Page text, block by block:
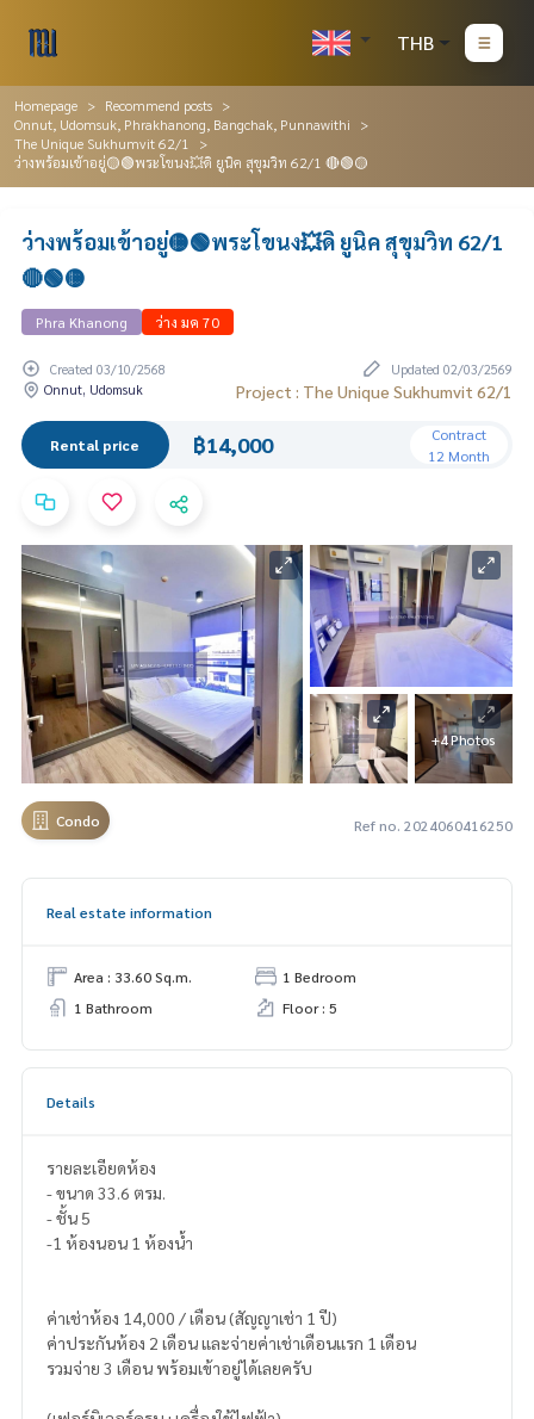
THB
Homepage
Recommend posts
Onnut, Udomsuk, Phrakhanong, Bangchak, Punnawithi
The Unique Sukhumvit 62/1
ว่างพร้อมเข้าอยู่🟡🟢พระโขนง💥ดิ ยูนิค สุขุมวิท 62/1 🔴🟢🟡
ว่างพร้อมเข้าอยู่🟡🟢พระโขนง💥ดิ ยูนิค สุขุมวิท 62/1
🔴🟢🟡
Phra Khanong ว่าง มค 70
Created 03/10/2568
Updated 02/03/2569
Onnut, Udomsuk
Project : The Unique Sukhumvit 62/1
Rental price ฿14,000
Contract
12 Month
+4 Photos
Condo Ref no. 2024060416250
Real estate information
Area : 33.60 Sq.m.
1 Bedroom
1 Bathroom
Floor : 5
Details
รายละเอียดห้อง
- ขนาด 33.6 ตรม.
- ชั้น 5
-1 ห้องนอน 1 ห้องน้ำ
ค่าเช่าห้อง 14,000 / เดือน (สัญญาเช่า 1 ปี)
ค่าประกันห้อง 2 เดือน และจ่ายค่าเช่าเดือนแรก 1 เดือน
รวมจ่าย 3 เดือน พร้อมเข้าอยู่ได้เลยครับ